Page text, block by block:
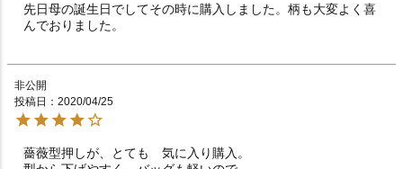
先日母の誕生日でしてその時に購入しました。柄も大変よく喜
んでおりました。
非公開
投稿日
2020/04/25
薔薇型押しが、とても　気に入り購入。